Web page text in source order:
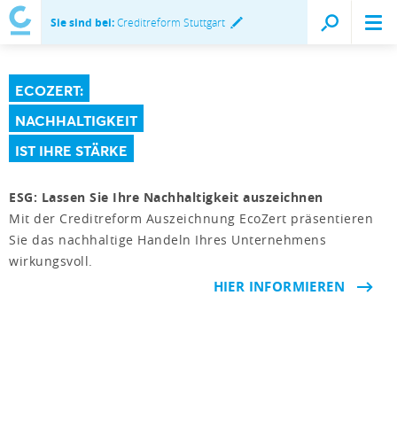
Sie sind bei:Creditreform Stuttgart
ECOZERT:
NACHHALTIGKEIT
IST IHRE STÄRKE
ESG: Lassen Sie Ihre Nachhaltigkeit auszeichnen
Mit der Creditreform Auszeichnung EcoZert präsentieren
Sie das nachhaltige Handeln Ihres Unternehmens
wirkungsvoll.
HIER INFORMIEREN